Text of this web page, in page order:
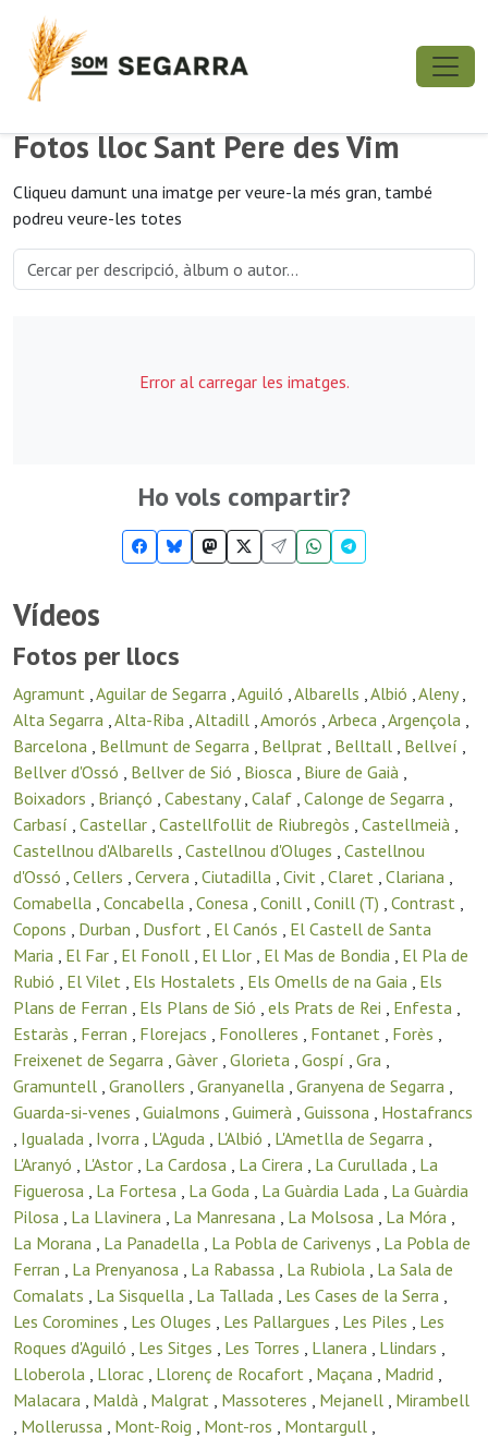
Fotos lloc Sant Pere des Vim
Cliqueu damunt una imatge per veure-la més gran, també
podreu veure-les totes
Error al carregar les imatges.
Ho vols compartir?
Vídeos
Fotos per llocs
Agramunt ,Aguilar de Segarra ,Aguiló ,Albarells ,Albió ,Aleny,
Alta Segarra ,Alta-Riba ,Altadill ,Amorós ,Arbeca ,Argençola ,
Barcelona , Bellmunt de Segarra , Bellprat , Belltall , Bellveí ,
Bellver d'Ossó , Bellver de Sió , Biosca , Biure de Gaià ,
Boixadors , Briançó , Cabestany, Calaf , Calonge de Segarra ,
Carbasí , Castellar , Castellfollit de Riubregòs , Castellmeià ,
Castellnou d'Albarells , Castellnou d'Oluges , Castellnou
d'Ossó , Cellers , Cervera , Ciutadilla , Civit , Claret , Clariana ,
Comabella , Concabella , Conesa , Conill , Conill (T) , Contrast ,
Copons , Durban , Dusfort , El Canós , El Castell de Santa
Maria , El Far , El Fonoll , El Llor , El Mas de Bondia , El Pla de
Rubió , El Vilet , Els Hostalets , Els Omells de na Gaia , Els
Plans de Ferran , Els Plans de Sió , els Prats de Rei , Enfesta ,
Estaràs , Ferran , Florejacs , Fonolleres , Fontanet , Forès ,
Freixenet de Segarra , Gàver , Glorieta , Gospí , Gra ,
Gramuntell , Granollers , Granyanella , Granyena de Segarra ,
Guarda-si-venes , Guialmons , Guimerà , Guissona , Hostafrancs
, Igualada , Ivorra , L'Aguda , L'Albió , L'Ametlla de Segarra ,
L'Aranyó , L'Astor , La Cardosa , La Cirera , La Curullada , La
Figuerosa , La Fortesa , La Goda , La Guàrdia Lada , La Guàrdia
Pilosa , La Llavinera , La Manresana , La Molsosa , La Móra ,
La Morana , La Panadella , La Pobla de Carivenys , La Pobla de
Ferran , La Prenyanosa , La Rabassa , La Rubiola , La Sala de
Comalats , La Sisquella , La Tallada , Les Cases de la Serra ,
Les Coromines , Les Oluges , Les Pallargues , Les Piles , Les
Roques d'Aguiló , Les Sitges , Les Torres , Llanera , Llindars ,
Lloberola , Llorac , Llorenç de Rocafort , Maçana , Madrid ,
Malacara , Maldà , Malgrat , Massoteres , Mejanell , Mirambell
, Mollerussa , Mont-Roig , Mont-ros , Montargull ,